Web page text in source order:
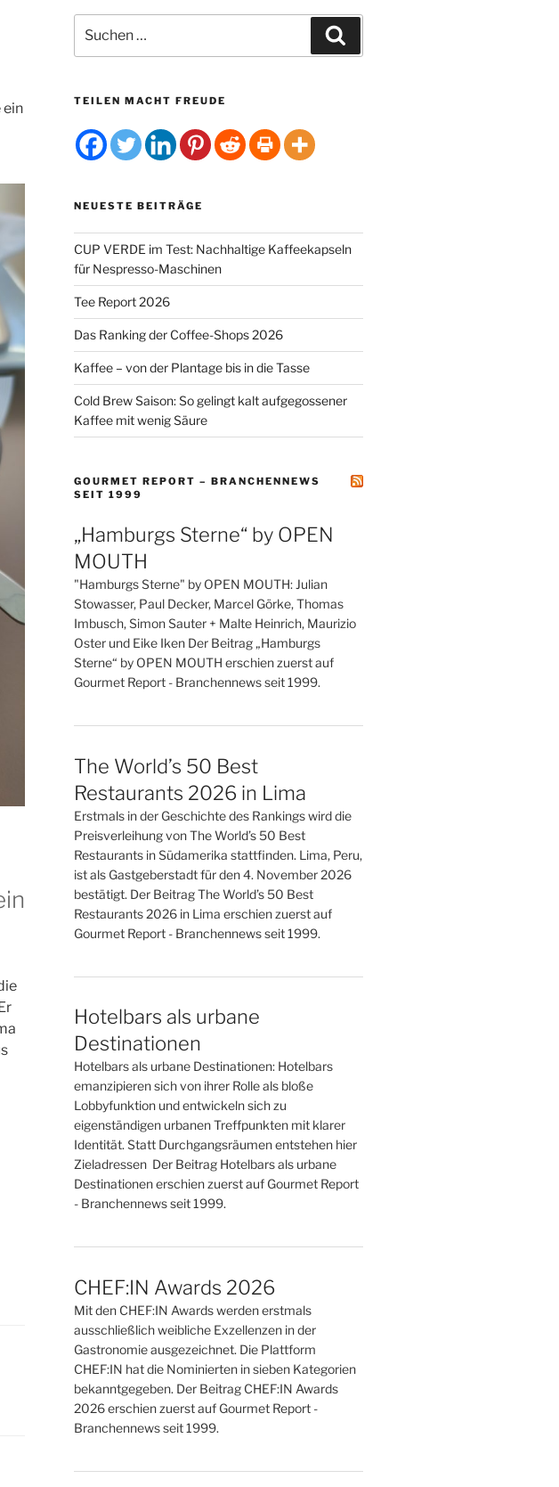
ein
nach:
TEILEN MACHT FREUDE
NEUESTE BEITRÄGE
CUP VERDE im Test: Nachhaltige Kaffeekapseln
für Nespresso-Maschinen
Tee Report 2026
Das Ranking der Coffee-Shops 2026
Kaffee – von der Plantage bis in die Tasse
Cold Brew Saison: So gelingt kalt aufgegossener
Kaffee mit wenig Säure
GOURMET REPORT – BRANCHENNEWS
SEIT 1999
„Hamburgs Sterne“ by OPEN
MOUTH
"Hamburgs Sterne" by OPEN MOUTH: Julian
Stowasser, Paul Decker, Marcel Görke, Thomas
Imbusch, Simon Sauter + Malte Heinrich, Maurizio
Oster und Eike Iken Der Beitrag „Hamburgs
Sterne“ by OPEN MOUTH erschien zuerst auf
Gourmet Report - Branchennews seit 1999.
The World’s 50 Best
Restaurants 2026 in Lima
Erstmals in der Geschichte des Rankings wird die
Preisverleihung von The World’s 50 Best
Restaurants in Südamerika stattfinden. Lima, Peru,
ist als Gastgeberstadt für den 4. November 2026
bestätigt. Der Beitrag The World’s 50 Best
Restaurants 2026 in Lima erschien zuerst auf
Gourmet Report - Branchennews seit 1999.
Hotelbars als urbane
Destinationen
Hotelbars als urbane Destinationen: Hotelbars
emanzipieren sich von ihrer Rolle als bloße
Lobbyfunktion und entwickeln sich zu
eigenständigen urbanen Treffpunkten mit klarer
Identität. Statt Durchgangsräumen entstehen hier
Zieladressen Der Beitrag Hotelbars als urbane
Destinationen erschien zuerst auf Gourmet Report
- Branchennews seit 1999.
CHEF:IN Awards 2026
Mit den CHEF:IN Awards werden erstmals
ausschließlich weibliche Exzellenzen in der
Gastronomie ausgezeichnet. Die Plattform
CHEF:IN hat die Nominierten in sieben Kategorien
bekanntgegeben. Der Beitrag CHEF:IN Awards
2026 erschien zuerst auf Gourmet Report -
Branchennews seit 1999.